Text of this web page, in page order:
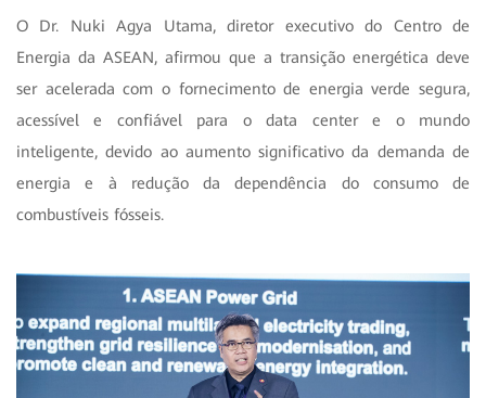
O Dr. Nuki Agya Utama, diretor executivo do Centro de
Energia da ASEAN, afirmou que a transição energética deve
ser acelerada com o fornecimento de energia verde segura,
acessível e confiável para o data center e o mundo
inteligente, devido ao aumento significativo da demanda de
energia e à redução da dependência do consumo de
combustíveis fósseis.